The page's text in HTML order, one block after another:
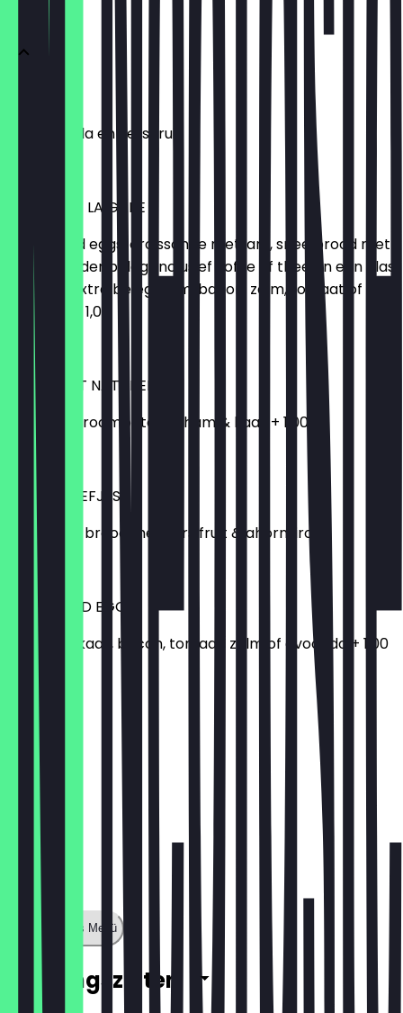
ONTBIJT
Met granola en vers fruit
ONTBIJTJE LA GARE
Scrambled eggs, croissantje met jam, snee brood met
kaas of ander beleg. Inclusief koffie of thee en een glas
verse jus Extra beleg: ham, bacon, zalm, tomaat of
avocado + 1,00
€ 14,50
CROISSANT NATUREL
Met jam & roomboter of ham & kaas + 1,00
€ 3,00
WENTELTEEFJES
Gebakken brood met vers fruit & ahornsiroop
€ 12,50
SCRAMBLED EGGS
Met ham, kaas, bacon, tomaat, zalm of avocado + 1,00
Zeige ganzes Menü
Öffnungszeiten